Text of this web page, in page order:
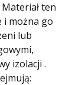
ten
i można go
lub
izolacji .